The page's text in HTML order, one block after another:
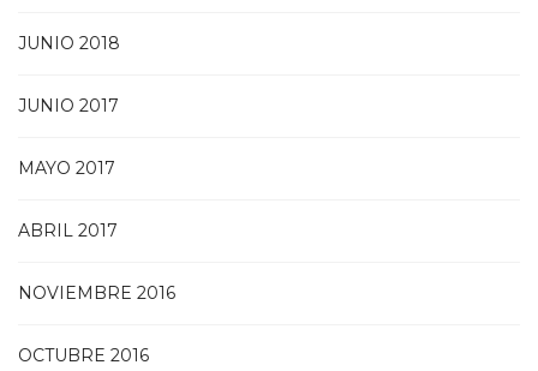
JUNIO 2018
JUNIO 2017
MAYO 2017
ABRIL 2017
NOVIEMBRE 2016
OCTUBRE 2016